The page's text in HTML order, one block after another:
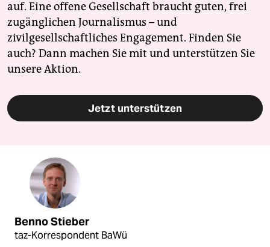
auf. Eine offene Gesellschaft braucht guten, frei
zugänglichen Journalismus – und
zivilgesellschaftliches Engagement. Finden Sie
auch? Dann machen Sie mit und unterstützen Sie
unsere Aktion.
Jetzt unterstützen
Benno Stieber
taz-Korrespondent BaWü